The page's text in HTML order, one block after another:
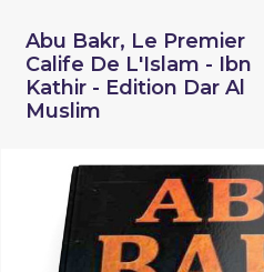
Abu Bakr, Le Premier
Calife De L'Islam - Ibn
Kathir - Edition Dar Al
Muslim